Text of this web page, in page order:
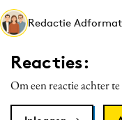
Media
Merkstrategie
PR
Programmatic
Redactie
Reacties:
Om een reactie achter